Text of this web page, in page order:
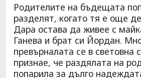
Родителите на бъдещата
разделят, когато тя е още
Дара остава да живее с
Ганева и брат си Йордан.
превърналата се в световна
признае, че раздялата на
попарила за дълго